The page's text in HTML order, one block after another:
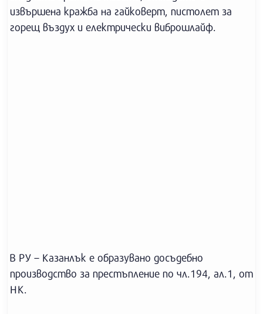
извършена кражба на гайковерт, пистолет за
горещ въздух и електрически виброшлайф.
В РУ – Казанлък е образувано досъдебно
производство за престъпление по чл.194, ал.1, от
НК.